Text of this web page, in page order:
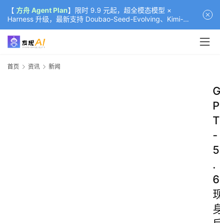
【 方舟 Agent Plan】限时 9.9 元起，超全模态模型 ×
Harness 升级，最新支持 Doubao-Seed-Evolving、Kimi-
K3（部分）、GLM-5.2
首页 资讯 新闻
G
P
T
-
5
.
6